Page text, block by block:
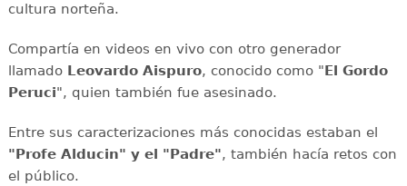
cultura norteña.
Compartía en videos en vivo con otro generador
llamadoLeovardo Aispuro, conocido como " El Gordo
Peruci", quien también fue asesinado.
Entre sus caracterizaciones más conocidas estaban el
"Profe Alducin" y el "Padre", también hacía retos con
el público.